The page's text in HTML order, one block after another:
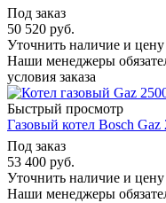
Под заказ
50 520 руб.
Уточнить наличие и цену
Наши менеджеры
условия заказа
Быстрый просмотр
Газовый котел Bosch Gaz
Под заказ
53 400 руб.
Уточнить наличие и цену
Наши менеджеры